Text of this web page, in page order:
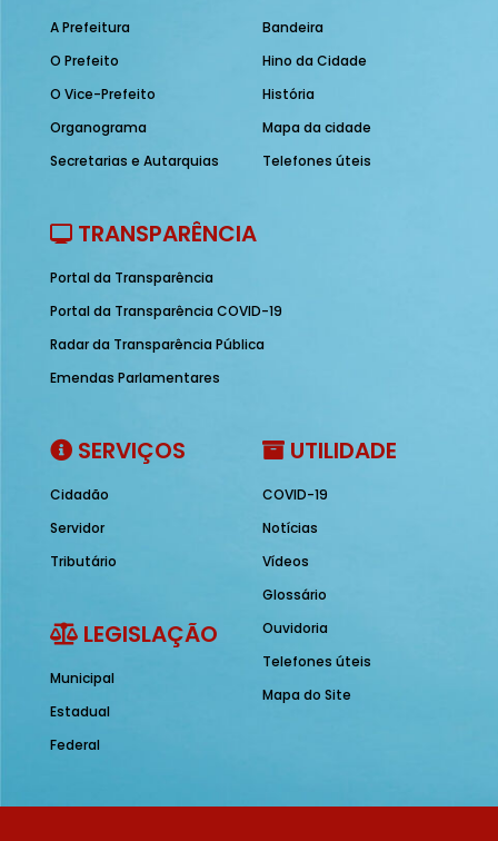
A Prefeitura
O Prefeito
O Vice-Prefeito
Organograma
Secretarias e Autarquias
Bandeira
Hino da Cidade
História
Mapa da cidade
Telefones úteis
TRANSPARÊNCIA
Portal da Transparência
Portal da Transparência COVID-19
Radar da Transparência Pública
Emendas Parlamentares
SERVIÇOS
Cidadão
Servidor
Tributário
LEGISLAÇÃO
Municipal
Estadual
Federal
UTILIDADE
COVID-19
Notícias
Vídeos
Glossário
Ouvidoria
Telefones úteis
Mapa do Site